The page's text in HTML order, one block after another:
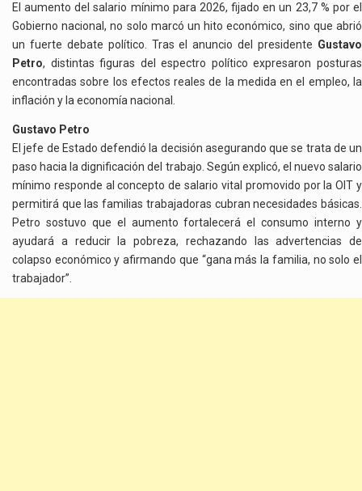
El aumento del salario mínimo para 2026, fijado en un 23,7 % por el
Gobierno nacional, no solo marcó un hito económico, sino que abrió
un fuerte debate político. Tras el anuncio del presidente Gustavo
Petro, distintas figuras del espectro político expresaron posturas
encontradas sobre los efectos reales de la medida en el empleo, la
inflación y la economía nacional.
Gustavo Petro
El jefe de Estado defendió la decisión asegurando que se trata de un
paso hacia la dignificación del trabajo. Según explicó, el nuevo salario
mínimo responde al concepto de salario vital promovido por la OIT y
permitirá que las familias trabajadoras cubran necesidades básicas.
Petro sostuvo que el aumento fortalecerá el consumo interno y
ayudará a reducir la pobreza, rechazando las advertencias de
colapso económico y afirmando que “gana más la familia, no solo el
trabajador”.